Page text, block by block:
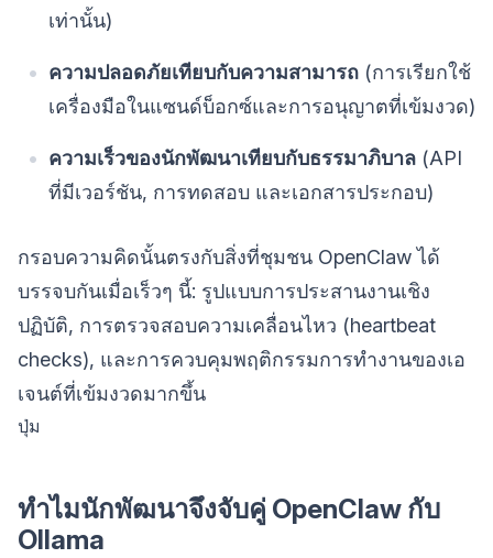
เท่านั้น)
ความปลอดภัยเทียบกับความสามารถ (การเรียกใช้
เครื่องมือในแซนด์บ็อกซ์และการอนุญาตที่เข้มงวด)
ความเร็วของนักพัฒนาเทียบกับธรรมาภิบาล (API
ที่มีเวอร์ชัน, การทดสอบ และเอกสารประกอบ)
กรอบความคิดนั้นตรงกับสิ่งที่ชุมชน OpenClaw ได้
บรรจบกันเมื่อเร็วๆ นี้: รูปแบบการประสานงานเชิง
ปฏิบัติ, การตรวจสอบความเคลื่อนไหว (heartbeat
checks), และการควบคุมพฤติกรรมการทำงานของเอ
เจนต์ที่เข้มงวดมากขึ้น
ปุ่ม
ทำไมนักพัฒนาจึงจับคู่ OpenClaw กับ
Ollama